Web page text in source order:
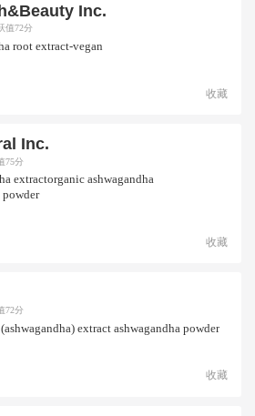
Inc.
值72分
root extract-vegan
收藏
Inc.
75分
extractorganic ashwagandha
收藏
72分
extract ashwagandha powder
收藏